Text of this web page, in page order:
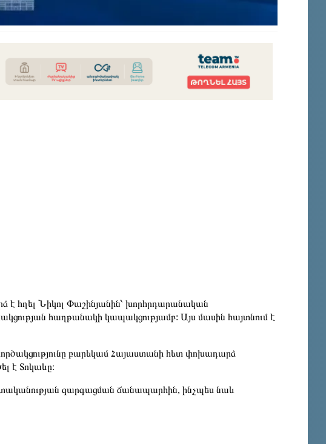
հղել Նիկոլ Փաշինյանին՝ խորհրդարանական
հաղթանակի կապակցությամբ: Այս մասին հայտնում է
բարեկամ Հայաստանի հետ փոխադարձ
է Տոկաևը։
զարգացման ճանապարհին, ինչպես նաև